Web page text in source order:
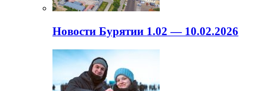
Новости Бурятии 1.02 — 10.02.2026